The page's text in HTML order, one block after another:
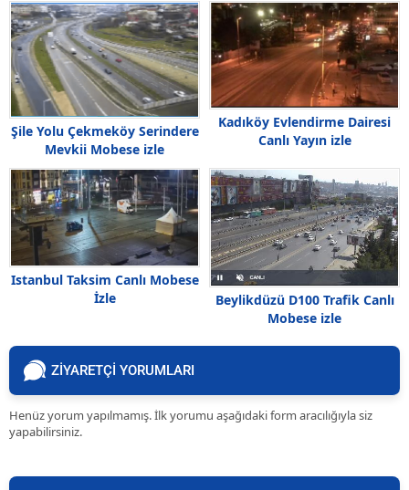
Şile Yolu Çekmeköy Serindere
Mevkii Mobese izle
Kadıköy Evlendirme Dairesi
Canlı Yayın izle
Istanbul Taksim Canlı Mobese
İzle
Beylikdüzü D100 Trafik Canlı
Mobese izle
ZİYARETÇİ YORUMLARI
Henüz yorum yapılmamış. İlk yorumu aşağıdaki form aracılığıyla siz
yapabilirsiniz.